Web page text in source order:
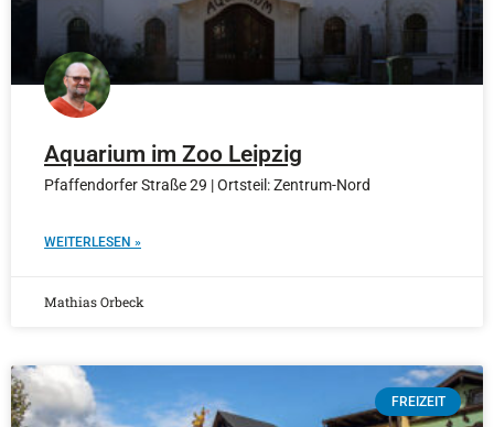
Aquarium im Zoo Leipzig
Pfaffendorfer Straße 29 | Ortsteil: Zentrum-Nord
WEITERLESEN »
Mathias Orbeck
FREIZEIT